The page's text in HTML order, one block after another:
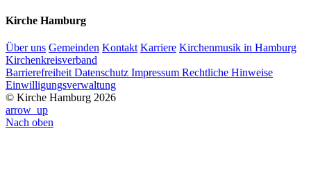
Kirche Hamburg
Über uns Gemeinden Kontakt Karriere Kirchenmusik in Hamburg
Kirchenkreisverband
BarrierefreiheitDatenschutz Impressum Rechtliche Hinweise
Einwilligungsverwaltung
© Kirche Hamburg 2026
arrow_up
Nach oben